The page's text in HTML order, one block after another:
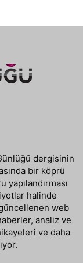
dergisinin
bir köprü
yapılandırması
halinde
web
analiz ve
ve daha